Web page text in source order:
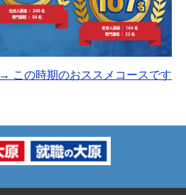
→ この時期のおススメコースです